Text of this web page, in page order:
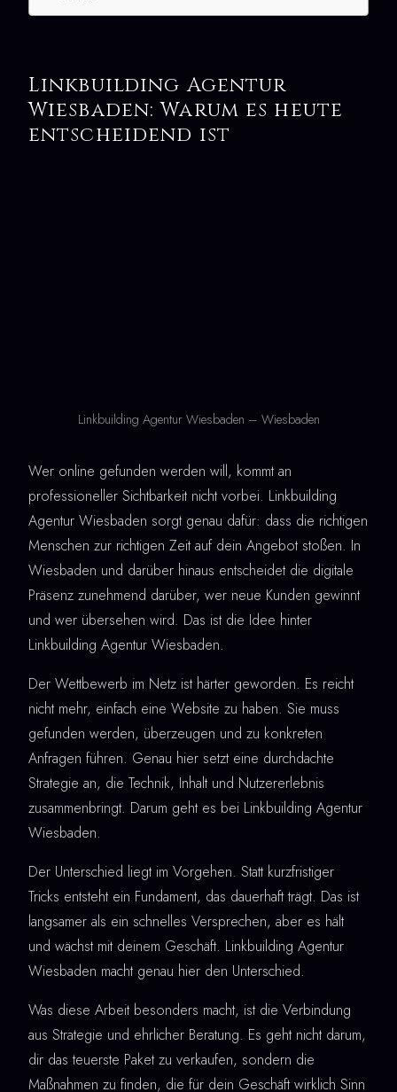
Linkbuilding Agentur
Wiesbaden: Warum es heute
entscheidend ist
Linkbuilding Agentur Wiesbaden – Wiesbaden
Wer online gefunden werden will, kommt an
professioneller Sichtbarkeit nicht vorbei. Linkbuilding
Agentur Wiesbaden sorgt genau dafür: dass die richtigen
Menschen zur richtigen Zeit auf dein Angebot stoßen. In
Wiesbaden und darüber hinaus entscheidet die digitale
Präsenz zunehmend darüber, wer neue Kunden gewinnt
und wer übersehen wird. Das ist die Idee hinter
Linkbuilding Agentur Wiesbaden.
Der Wettbewerb im Netz ist härter geworden. Es reicht
nicht mehr, einfach eine Website zu haben. Sie muss
gefunden werden, überzeugen und zu konkreten
Anfragen führen. Genau hier setzt eine durchdachte
Strategie an, die Technik, Inhalt und Nutzererlebnis
zusammenbringt. Darum geht es bei Linkbuilding Agentur
Wiesbaden.
Der Unterschied liegt im Vorgehen. Statt kurzfristiger
Tricks entsteht ein Fundament, das dauerhaft trägt. Das ist
langsamer als ein schnelles Versprechen, aber es hält
und wächst mit deinem Geschäft. Linkbuilding Agentur
Wiesbaden macht genau hier den Unterschied.
Was diese Arbeit besonders macht, ist die Verbindung
aus Strategie und ehrlicher Beratung. Es geht nicht darum,
dir das teuerste Paket zu verkaufen, sondern die
Maßnahmen zu finden, die für dein Geschäft wirklich Sinn